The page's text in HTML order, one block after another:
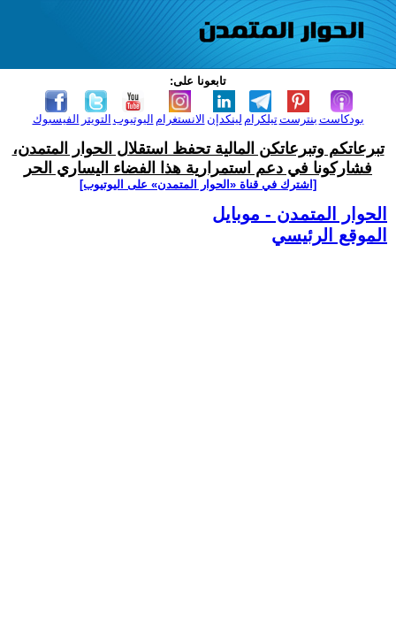
تابعونا على:
الفيسبوك التويتر اليوتيوب الانستغرام لينكدإن تيلكرامبنترست بودكاست
تبرعاتكم وتبرعاتكن المالية تحفظ استقلال الحوار المتمدن،
فشاركونا في دعم استمرارية هذا الفضاء اليساري الحر
[اشترك في قناة ‫«الحوار المتمدن» على اليوتيوب]
الحوار المتمدن - موبايل
الموقع الرئيسي